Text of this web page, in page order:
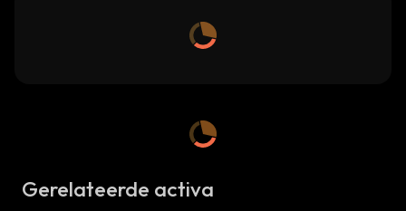
Gerelateerde activa